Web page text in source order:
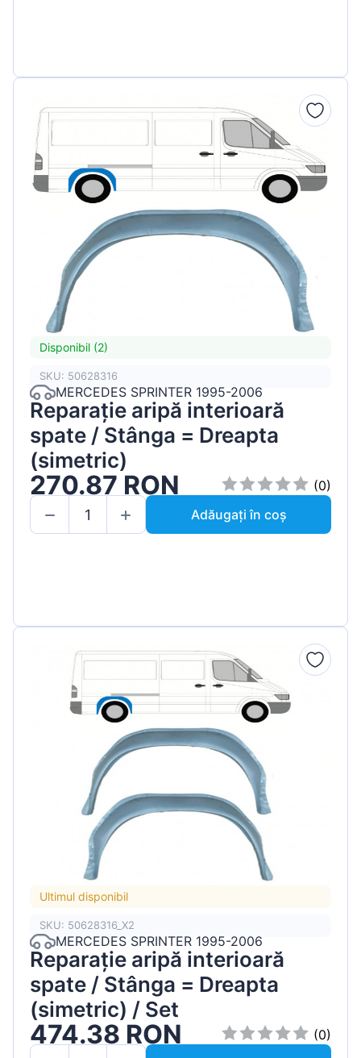
Disponibil (2)
SKU: 50628316
MERCEDES SPRINTER 1995-2006
Reparație aripă interioară
spate / Stânga = Dreapta
(simetric)
270.87 RON
(0)
Adăugați în coș
Ultimul disponibil
SKU: 50628316_X2
MERCEDES SPRINTER 1995-2006
Reparație aripă interioară
spate / Stânga = Dreapta
(simetric) / Set
474.38 RON
(0)